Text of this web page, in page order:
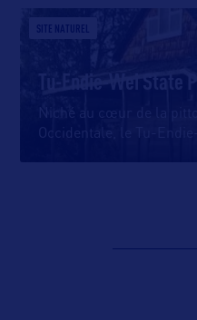
SITE NATUREL
Tu-Endie-Wei State
Niché au cœur de la
Occidentale, le Tu-